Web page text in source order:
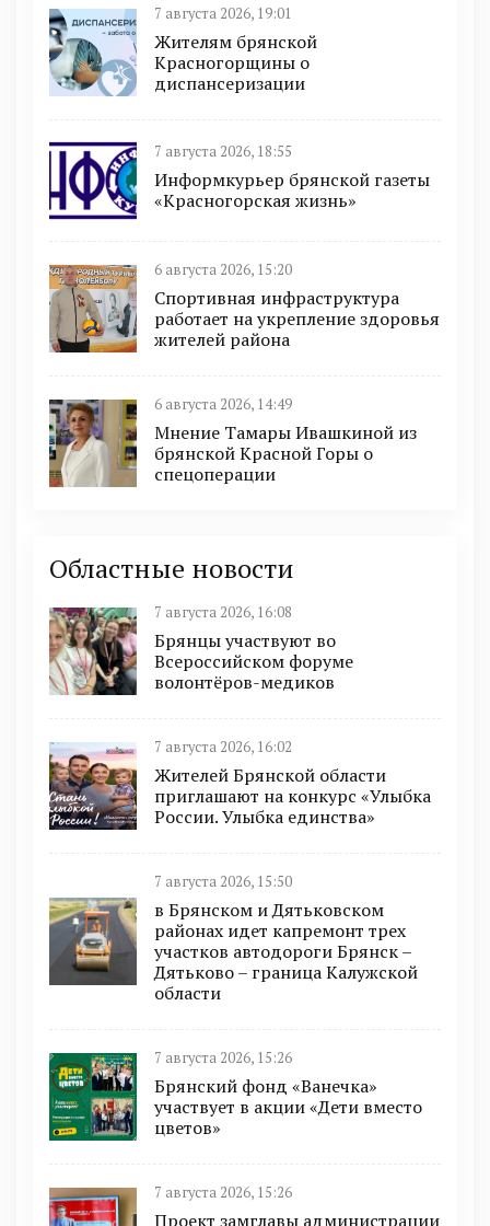
7 августа 2026, 19:01
Жителям брянской
Красногорщины о
диспансеризации
7 августа 2026, 18:55
Информкурьер брянской газеты
«Красногорская жизнь»
6 августа 2026, 15:20
Спортивная инфраструктура
работает на укрепление здоровья
жителей района
6 августа 2026, 14:49
Мнение Тамары Ивашкиной из
брянской Красной Горы о
спецоперации
Областные новости
7 августа 2026, 16:08
Брянцы участвуют во
Всероссийском форуме
волонтёров-медиков
7 августа 2026, 16:02
Жителей Брянской области
приглашают на конкурс «Улыбка
России. Улыбка единства»
7 августа 2026, 15:50
в Брянском и Дятьковском
районах идет капремонт трех
участков автодороги Брянск –
Дятьково – граница Калужской
области
7 августа 2026, 15:26
Брянский фонд «Ванечка»
участвует в акции «Дети вместо
цветов»
7 августа 2026, 15:26
Проект замглавы администрации